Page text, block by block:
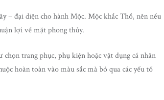
– đại diện cho hành Mộc. Mộc khắc Thổ, nên nếu
lợi về mặt phong thủy.
trang phục, phụ kiện hoặc vật dụng cá nhân
hoàn toàn vào màu sắc mà bỏ qua các yếu tố